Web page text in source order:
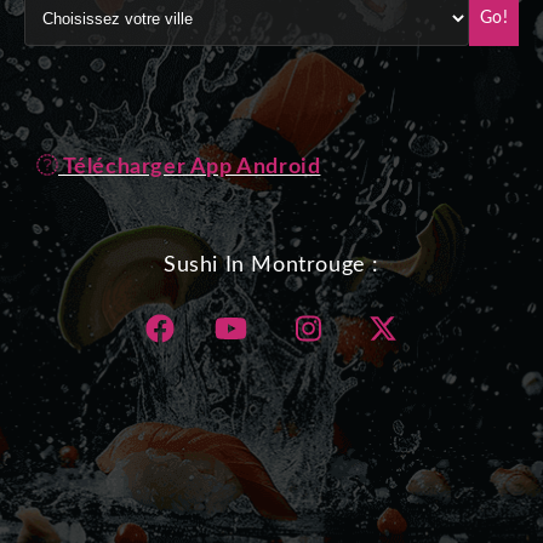
Go!
Télécharger App Android
Sushi In Montrouge :